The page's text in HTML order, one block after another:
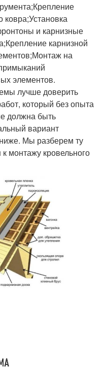
ковра;Установка
и карнизные
карнизной
на
элементов.
лучше доверить
который без опыта
должна быть
вариант
Мы разберем ту
к монтажу кровельного